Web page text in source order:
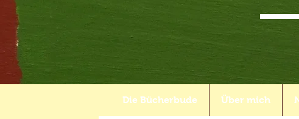
Die Bücherbude Über mich